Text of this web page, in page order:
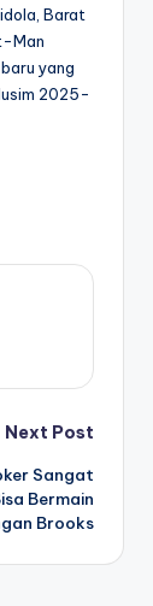
Barat
Man
yang
2025-
Next Post
Sangat
Bermain
Brooks